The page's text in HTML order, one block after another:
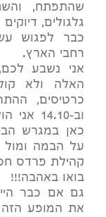
שהתפתח,
גלגולים,
כבר לפגוש
רחבי הארץ.
אני נשבע
האלה ולא
כרטיסים,
וב-
כאן במגרש
על הבמה ומול
קהילת פרדס
בואו באהבה!!!
גם אם כבר
את המופע